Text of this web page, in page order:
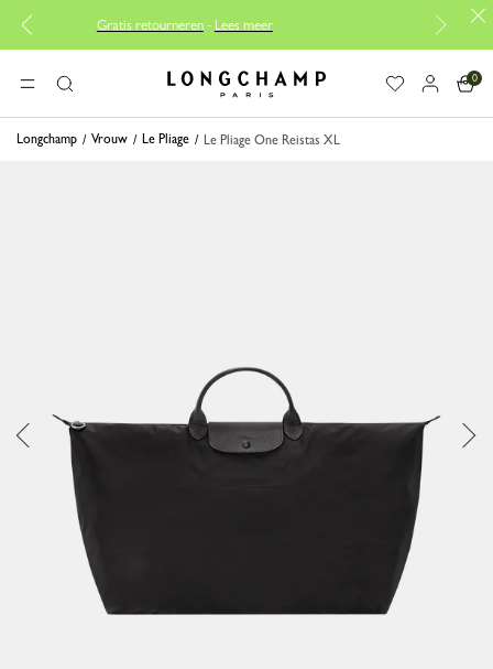
Gratis retourneren-Lees meer Gratis reparaties |
MENUZoeken Longchamp - Home
0
Longchamp Vrouw Le Pliage Le Pliage One Reistas XL